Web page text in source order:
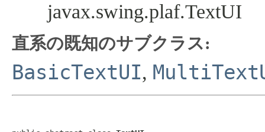
javax.swing.plaf.TextUI
直系の既知のサブクラス:
BasicTextUI,